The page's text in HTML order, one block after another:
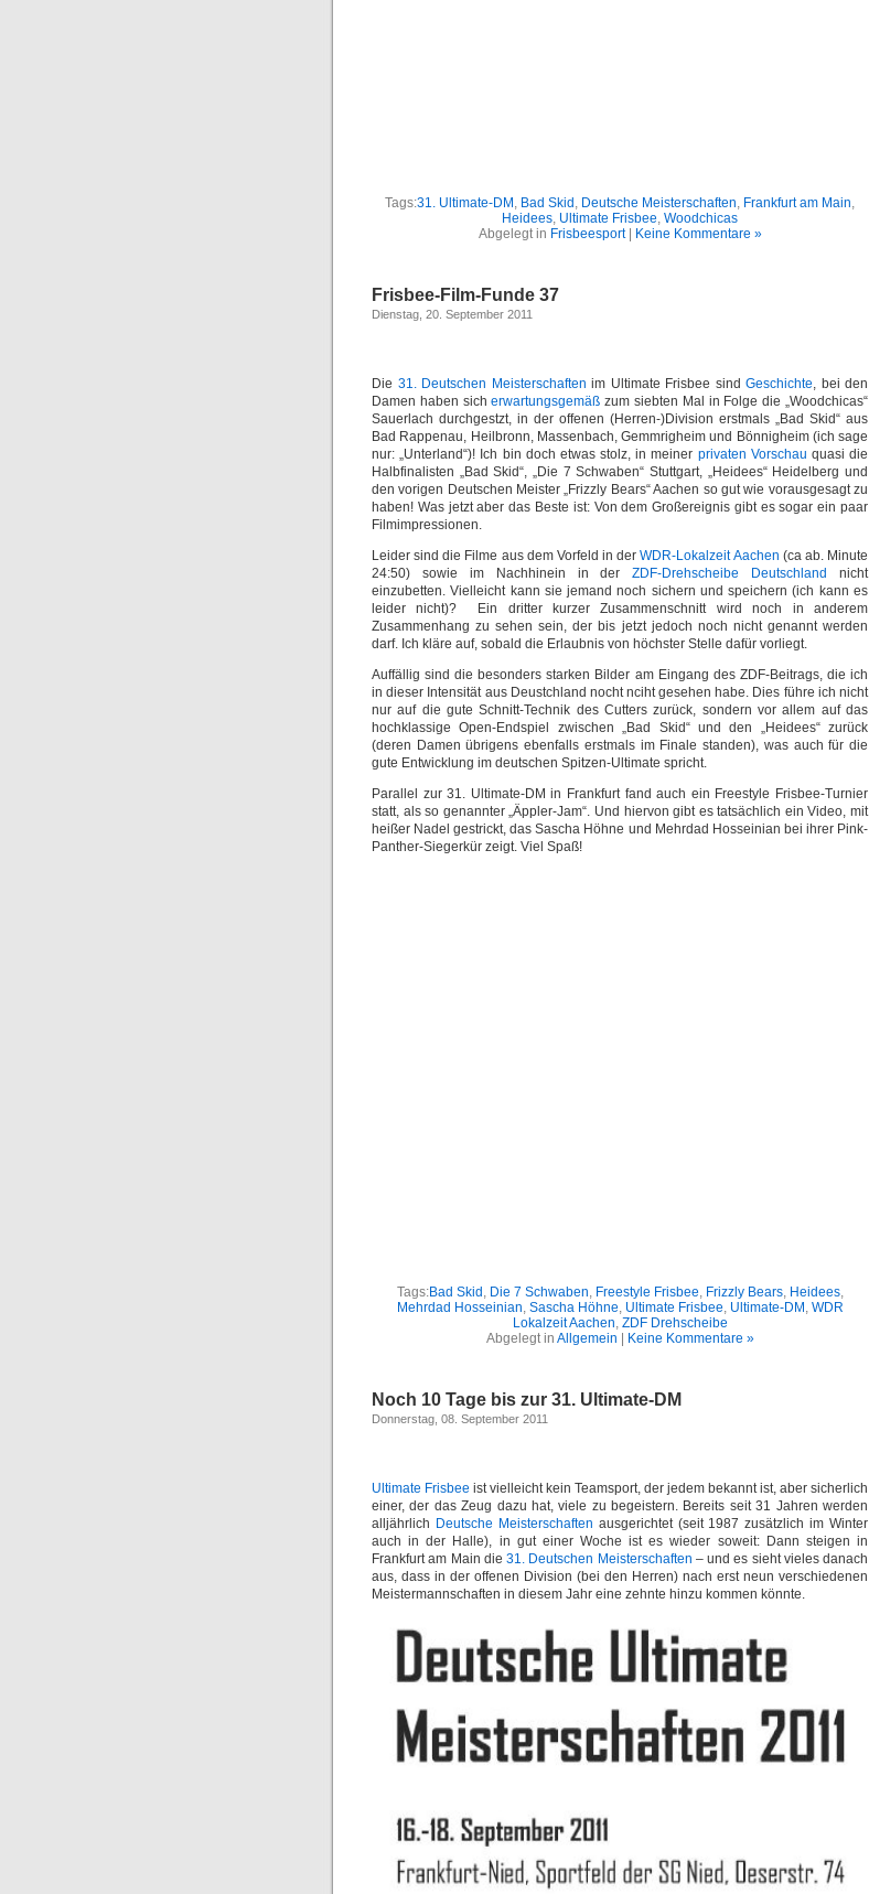
Tags:31. Ultimate-DM , Bad Skid , Deutsche Meisterschaften, Frankfurt am Main,
Heidees, Ultimate Frisbee, Woodchicas
Abgelegt in Frisbeesport| Keine Kommentare »
Frisbee-Film-Funde 37
Dienstag, 20. September 2011
Die 31. Deutschen Meisterschaften im Ultimate Frisbee sind Geschichte, bei den
Damen haben sicherwartungsgemäß zum siebten Mal in Folge die „Woodchicas“
Sauerlach durchgestzt, in der offenen (Herren-)Division erstmals „Bad Skid“ aus
Bad Rappenau, Heilbronn, Massenbach, Gemmrigheim und Bönnigheim (ich sage
nur: „Unterland“)! Ich bin doch etwas stolz, in meiner privaten Vorschau quasi die
Halbfinalisten „Bad Skid“, „Die 7 Schwaben“ Stuttgart, „Heidees“ Heidelberg und
den vorigen Deutschen Meister „Frizzly Bears“ Aachen so gut wie vorausgesagt zu
haben! Was jetzt aber das Beste ist: Von dem Großereignis gibt es sogar ein paar
Filmimpressionen.
Leider sind die Filme aus dem Vorfeld in derWDR-Lokalzeit Aachen (ca ab. Minute
24:50) sowie im Nachhinein in derZDF-Drehscheibe Deutschland
nicht
einzubetten. Vielleicht kann sie jemand noch sichern und speichern (ich kann es
leider nicht)? Ein dritter kurzer Zusammenschnitt wird noch in anderem
Zusammenhang zu sehen sein, der bis jetzt jedoch noch nicht genannt werden
darf. Ich kläre auf, sobald die Erlaubnis von höchster Stelle dafür vorliegt.
Auffällig sind die besonders starken Bilder am Eingang des ZDF-Beitrags, die ich
in dieser Intensität aus Deustchland nocht nciht gesehen habe. Dies führe ich nicht
nur auf die gute Schnitt-Technik des Cutters zurück, sondern vor allem auf das
hochklassige Open-Endspiel zwischen „Bad Skid“ und den „Heidees“ zurück
(deren Damen übrigens ebenfalls erstmals im Finale standen), was auch für die
gute Entwicklung im deutschen Spitzen-Ultimate spricht.
Parallel zur 31. Ultimate-DM in Frankfurt fand auch ein Freestyle Frisbee-Turnier
statt, als so genannter „Äppler-Jam“. Und hiervon gibt es tatsächlich ein Video, mit
heißer Nadel gestrickt, das Sascha Höhne und Mehrdad Hosseinian bei ihrer Pink-
Panther-Siegerkür zeigt. Viel Spaß!
Tags:Bad Skid , Die 7 Schwaben, Freestyle Frisbee, Frizzly Bears, Heidees,
Mehrdad Hosseinian, Sascha Höhne, Ultimate Frisbee, Ultimate-DM , WDR
Lokalzeit Aachen, ZDF Drehscheibe
Abgelegt in Allgemein Keine Kommentare »
Noch 10 Tage bis zur 31. Ultimate-DM
Donnerstag, 08. September 2011
Ultimate Frisbee ist vielleicht kein Teamsport, der jedem bekannt ist, aber sicherlich
einer, der das Zeug dazu hat, viele zu begeistern. Bereits seit 31 Jahren werden
alljährlich Deutsche Meisterschaften ausgerichtet (seit 1987 zusätzlich im Winter
auch in der Halle), in gut einer Woche ist es wieder soweit: Dann steigen in
Frankfurt am Main die 31. Deutschen Meisterschaften – und es sieht vieles danach
aus, dass in der offenen Division (bei den Herren) nach erst neun verschiedenen
Meistermannschaften in diesem Jahr eine zehnte hinzu kommen könnte.